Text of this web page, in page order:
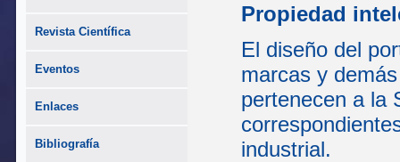
Revista Científica
Eventos
Enlaces
Bibliografía
Propiedad
El diseño del
marcas y
pertenecen a la
industrial.